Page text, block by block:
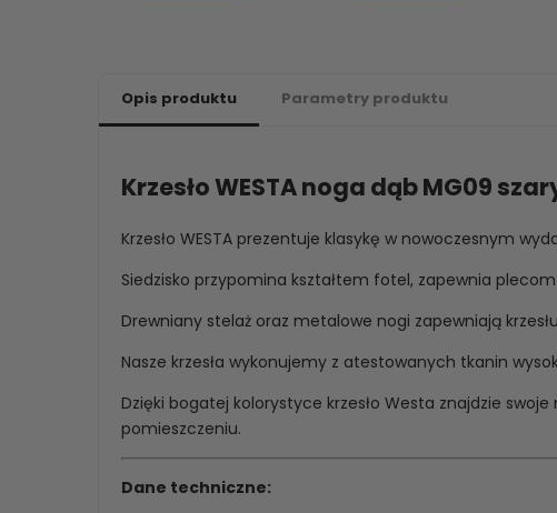
Opis produktu Parametry produktu
Krzesło WESTA noga dąb MG09
Krzesło WESTA prezentuje klasykę w nowoczesnym
Siedzisko przypomina kształtem fotel, zapewnia
Drewniany stelaż oraz metalowe nogi zapewniają
Nasze krzesła wykonujemy z atestowanych tkanin
Dzięki bogatej kolorystyce krzesło Westa znajdzie
pomieszczeniu.
Dane techniczne: